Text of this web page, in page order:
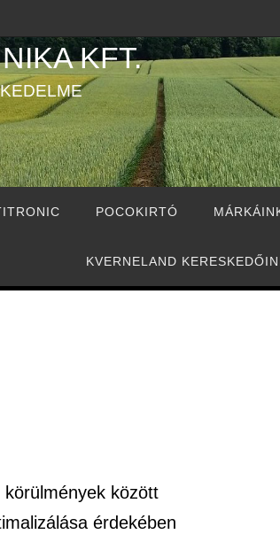
KFT.
POCOKIRTÓ
KVERNELAND
között
érdekében